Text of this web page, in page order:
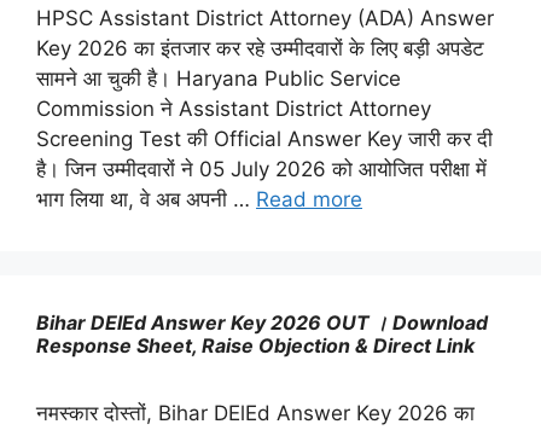
HPSC Assistant District Attorney (ADA) Answer
Key 2026 का इंतजार कर रहे उम्मीदवारों के लिए बड़ी अपडेट
सामने आ चुकी है। Haryana Public Service
Commission ने Assistant District Attorney
Screening Test की Official Answer Key जारी कर दी
है। जिन उम्मीदवारों ने 05 July 2026 को आयोजित परीक्षा में
भाग लिया था, वे अब अपनी … Read more
Bihar DElEd Answer Key 2026 OUT । Download
Response Sheet, Raise Objection & Direct Link
नमस्कार दोस्तों, Bihar DElEd Answer Key 2026 का